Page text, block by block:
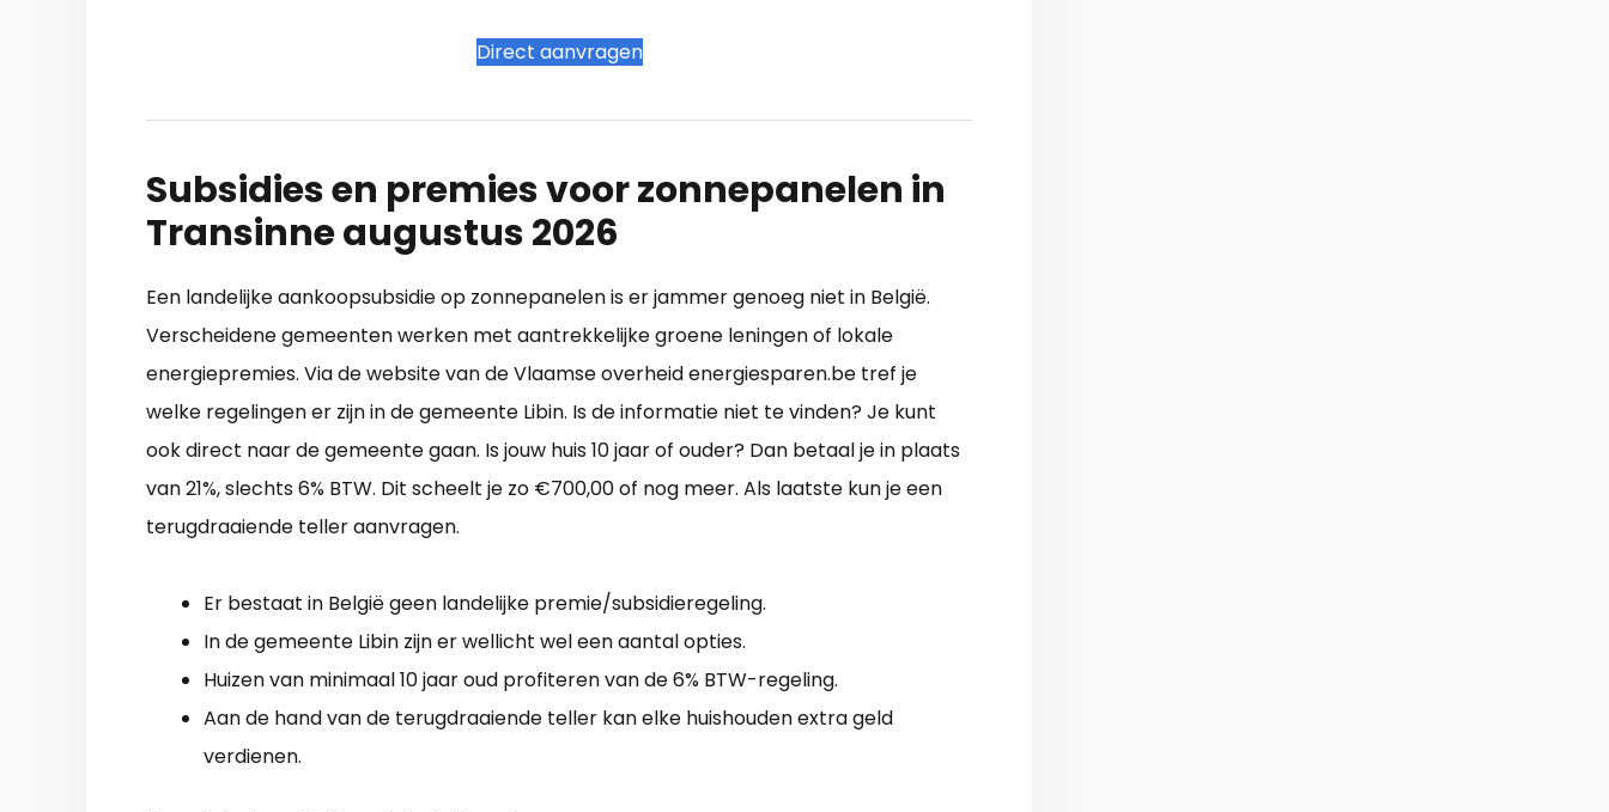
Direct aanvragen
Subsidies en premies voor zonnepanelen in
Transinne augustus 2026
Een landelijke aankoopsubsidie op zonnepanelen is er jammer genoeg niet in België.
Verscheidene gemeenten werken met aantrekkelijke groene leningen of lokale
energiepremies. Via de website van de Vlaamse overheid energiesparen.be tref je
welke regelingen er zijn in de gemeente Libin. Is de informatie niet te vinden? Je kunt
ook direct naar de gemeente gaan. Is jouw huis 10 jaar of ouder? Dan betaal je in plaats
van 21%, slechts 6% BTW. Dit scheelt je zo €700,00 of nog meer. Als laatste kun je een
terugdraaiende teller aanvragen.
Er bestaat in België geen landelijke premie/subsidieregeling.
In de gemeente Libin zijn er wellicht wel een aantal opties.
Huizen van minimaal 10 jaar oud profiteren van de 6% BTW-regeling.
Aan de hand van de terugdraaiende teller kan elke huishouden extra geld
verdienen.